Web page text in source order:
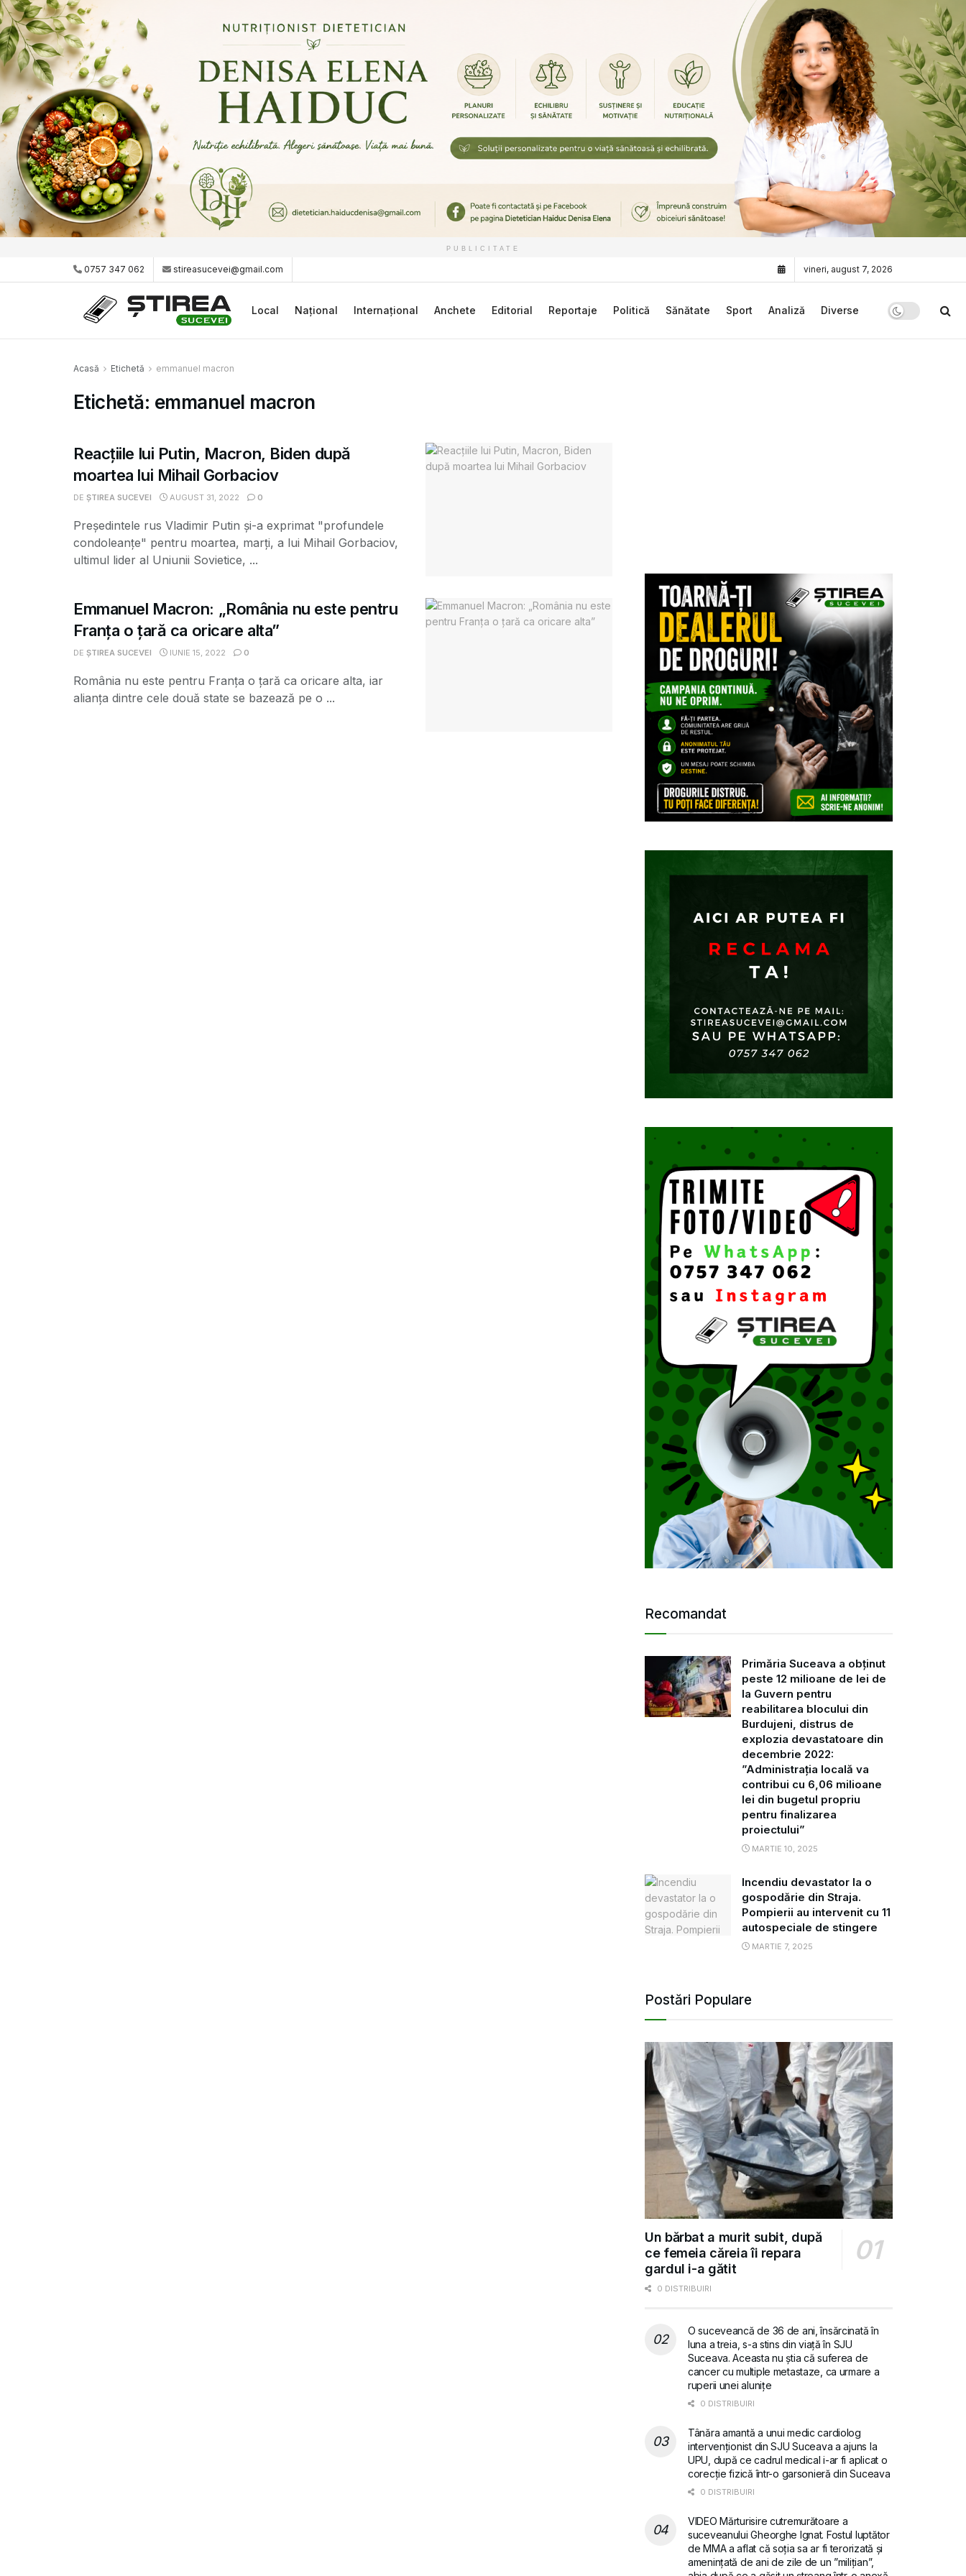
PUBLICITATE
0757 347 062 stireasucevei@gmail.com vineri, august 7, 2026
Local Național Internațional Anchete Editorial Reportaje Politică Sănătate Sport Analiză Diverse
Acasă Etichetă emmanuel macron
Etichetă: emmanuel macron
Reacțiile lui Putin, Macron, Biden după
moartea lui Mihail Gorbaciov
DE ȘTIREA SUCEVEI AUGUST 31, 2022 0
Preşedintele rus Vladimir Putin şi-a exprimat "profundele
condoleanţe" pentru moartea, marţi, a lui Mihail Gorbaciov,
ultimul lider al Uniunii Sovietice, ...
Emmanuel Macron: „România nu este pentru
Franța o țară ca oricare alta”
DE ȘTIREA SUCEVEI IUNIE 15, 2022 0
România nu este pentru Franţa o ţară ca oricare alta, iar
alianţa dintre cele două state se bazează pe o ...
Recomandat
Primăria Suceava a obținut
peste 12 milioane de lei de
la Guvern pentru
reabilitarea blocului din
Burdujeni, distrus de
explozia devastatoare din
decembrie 2022:
”Administrația locală va
contribui cu 6,06 milioane
lei din bugetul propriu
pentru finalizarea
proiectului”
MARTIE 10, 2025
Incendiu devastator la o
gospodărie din Straja.
Pompierii au intervenit cu 11
autospeciale de stingere
MARTIE 7, 2025
Postări Populare
Un bărbat a murit subit, după
ce femeia căreia îi repara
gardul i-a gătit
0 DISTRIBUIRI
O suceveancă de 36 de ani, însărcinată în
luna a treia, s-a stins din viață în SJU
Suceava. Aceasta nu știa că suferea de
cancer cu multiple metastaze, ca urmare a
ruperii unei alunițe
0 DISTRIBUIRI
Tânăra amantă a unui medic cardiolog
intervenționist din SJU Suceava a ajuns la
UPU, după ce cadrul medical i-ar fi aplicat o
corecție fizică într-o garsonieră din Suceava
0 DISTRIBUIRI
VIDEO Mărturisire cutremurătoare a
suceveanului Gheorghe Ignat. Fostul luptător
de MMA a aflat că soția sa ar fi terorizată și
amenințată de ani de zile de un ”milițian”,